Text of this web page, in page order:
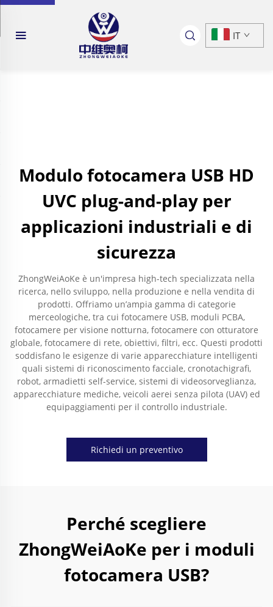
IT
Modulo fotocamera USB HD
UVC plug-and-play per
applicazioni industriali e di
sicurezza
ZhongWeiAoKe è un'impresa high-tech specializzata nella
ricerca, nello sviluppo, nella produzione e nella vendita di
prodotti. Offriamo un’ampia gamma di categorie
merceologiche, tra cui fotocamere USB, moduli PCBA,
fotocamere per visione notturna, fotocamere con otturatore
globale, fotocamere di rete, obiettivi, filtri, ecc. Questi prodotti
soddisfano le esigenze di varie apparecchiature intelligenti
quali sistemi di riconoscimento facciale, cronotachigrafi,
robot, armadietti self-service, sistemi di videosorveglianza,
apparecchiature mediche, veicoli aerei senza pilota (UAV) ed
equipaggiamenti per il controllo industriale.
Richiedi un preventivo
Perché scegliere
ZhongWeiAoKe per i moduli
fotocamera USB?